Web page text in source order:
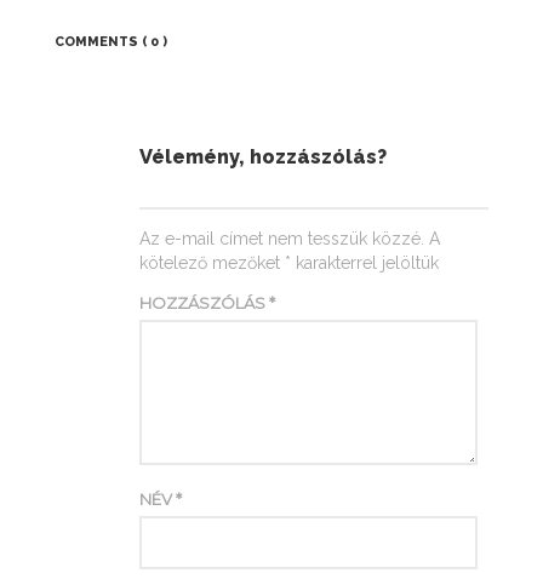
COMMENTS ( 0 )
Vélemény, hozzászólás?
Az e-mail címet nem tesszük közzé. A
kötelező mezőket * karakterrel jelöltük
HOZZÁSZÓLÁS*
NÉV*